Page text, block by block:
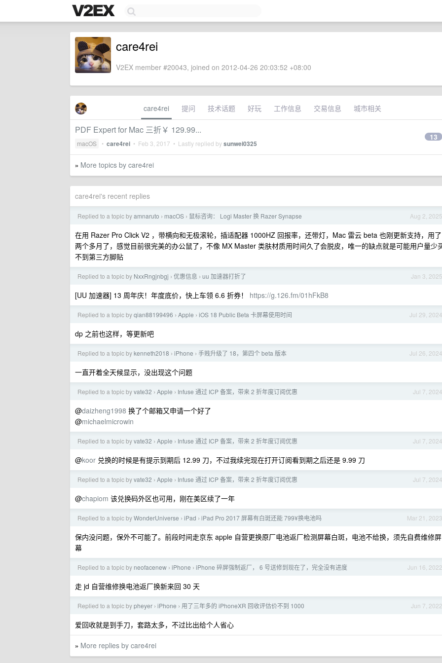
care4rei
V2EX member #20043, joined on 2012-04-26 20:03:52 +08:00
care4rei 提问 技术话题 好玩 工作信息 交易信息 城市相关
PDF Expert for Mac 三折￥ 129.99...
macOS • care4rei • Feb 3, 2017 • Lastly replied bysunwei0325
13
» More topics by care4rei
care4rei's recent replies
Aug 2, 2025
Replied to a topic byamnaruto › macOS › 鼠标咨询： Logi Master 换 Razer Synapse
在用 Razer Pro Click V2 ，带横向和无极滚轮，插适配器 1000HZ 回报率，还带灯，Mac 雷云 beta 也刚更新支持，用了
两个多月了，感觉目前很完美的办公鼠了，不像 MX Master 类肤材质用时间久了会脱皮，唯一的缺点就是可能用户量少
不到第三方脚贴
Jan 3, 2025
Replied to a topic by NxxRngjnbgj › 优惠信息 › uu 加速器打折了
[UU 加速器] 13 周年庆！年度底价，快上车领 6.6 折券！ https://g.126.fm/01hFkB8
Jul 29, 2024
Replied to a topic byqian88199496 › Apple › iOS 18 Public Beta 卡屏幕使用时间
dp 之前也这样，等更新吧
Jul 26, 2024
Replied to a topic bykenneth2018 › iPhone › 手贱升级了 18，第四个 beta 版本
一直开着全天候显示，没出现这个问题
Jul 7, 2024
Replied to a topic byvate32 › Apple › Infuse 通过 ICP 备案，带来 2 折年度订阅优惠
@daizheng1998 换了个邮箱又申请一个好了
@michaelmicrowin
Jul 7, 2024
Replied to a topic byvate32 › Apple › Infuse 通过 ICP 备案，带来 2 折年度订阅优惠
@koor 兑换的时候是有提示到期后 12.99 刀，不过我续完现在打开订阅看到期之后还是 9.99 刀
Jul 7, 2024
Replied to a topic byvate32 › Apple › Infuse 通过 ICP 备案，带来 2 折年度订阅优惠
@chapiom 该兑换码外区也可用，刚在美区续了一年
Mar 21, 2023
Replied to a topic byWonderUniverse › iPad › iPad Pro 2017 屏幕有白斑还能 799¥换电池吗
保内没问题，保外不可能了。前段时间走京东 apple 自营更换原厂电池返厂检测屏幕白斑，电池不给换，须先自费维修屏
幕
Jun 16, 2022
Replied to a topic by neofacenew › iPhone › iPhone 碎屏强制返厂， 6 号送修到现在了，完全没有进度
走 jd 自营维修换电池返厂换新来回 30 天
Jun 7, 2022
Replied to a topic bypheyer › iPhone › 用了三年多的 iPhoneXR 回收评估价不到 1000
爱回收就是到手刀，套路太多，不过比出给个人省心
» More replies by care4rei